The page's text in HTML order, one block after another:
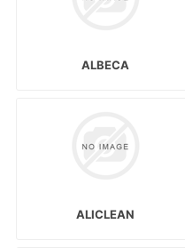
ALBECA
ALICLEAN